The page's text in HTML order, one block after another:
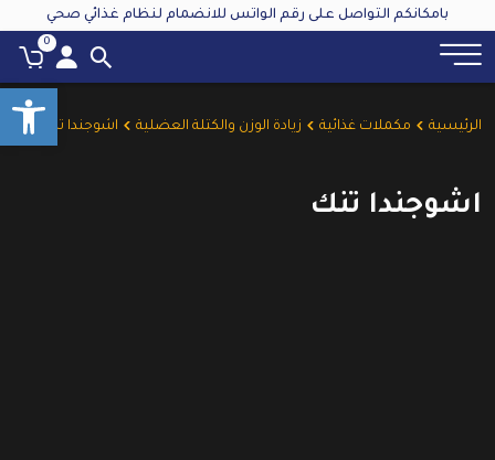
بامكانكم التواصل على رقم الواتس للانضمام لنظام غذائي صحي
0
الرئيسية مكملات غذائية زيادة الوزن والكتلة العضلية اشوجندا تنك
اشوجندا تنك